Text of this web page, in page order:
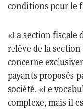
conditions pour le
«La section
relève de la
concerne
payants proposés
société. «Le
complexe, mais il